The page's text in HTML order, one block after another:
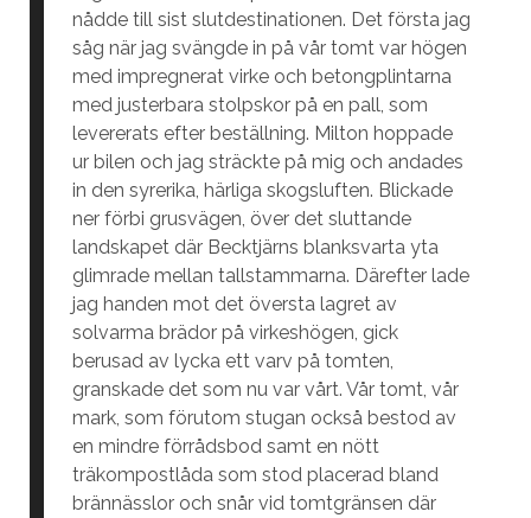
nådde till sist slutdestinationen. Det första jag
såg när jag svängde in på vår tomt var högen
med impregnerat virke och betongplintarna
med justerbara stolpskor på en pall, som
levererats efter beställning. Milton hoppade
ur bilen och jag sträckte på mig och andades
in den syrerika, härliga skogsluften. Blickade
ner förbi grusvägen, över det sluttande
landskapet där Becktjärns blanksvarta yta
glimrade mellan tallstammarna. Därefter lade
jag handen mot det översta lagret av
solvarma brädor på virkeshögen, gick
berusad av lycka ett varv på tomten,
granskade det som nu var vårt. Vår tomt, vår
mark, som förutom stugan också bestod av
en mindre förrådsbod samt en nött
träkompostlåda som stod placerad bland
brännässlor och snår vid tomtgränsen där